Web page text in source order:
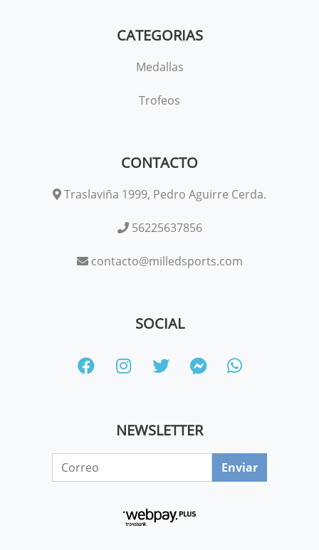
CATEGORIAS
Medallas
Trofeos
CONTACTO
Traslaviña 1999, Pedro Aguirre Cerda.
56225637856
contacto@milledsports.com
SOCIAL
NEWSLETTER
Enviar